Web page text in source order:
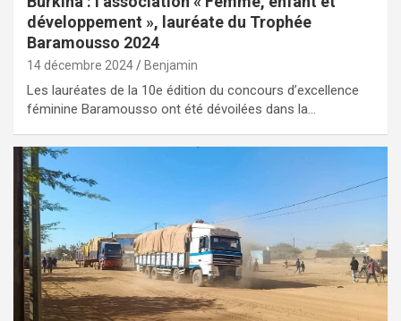
développement », lauréate du Trophée
Baramousso 2024
14 décembre 2024 Benjamin
Les lauréates de la 10e édition du concours d’excellence
féminine Baramousso ont été dévoilées dans la…